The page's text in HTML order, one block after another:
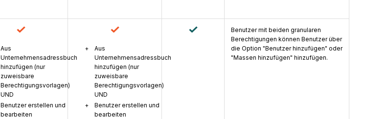
Aus
Unternehmensadressbuch
hinzufügen (nur
zuweisbare
Berechtigungsvorlagen)
UND
Benutzer erstellen und
bearbeiten
Aus
Unternehmensadressbuch
hinzufügen (nur
zuweisbare
Berechtigungsvorlagen)
UND
Benutzer erstellen und
bearbeiten
Benutzer mit beiden granularen
Berechtigungen können Benutzer über
die Option "Benutzer hinzufügen" oder
"Massen hinzufügen" hinzufügen.